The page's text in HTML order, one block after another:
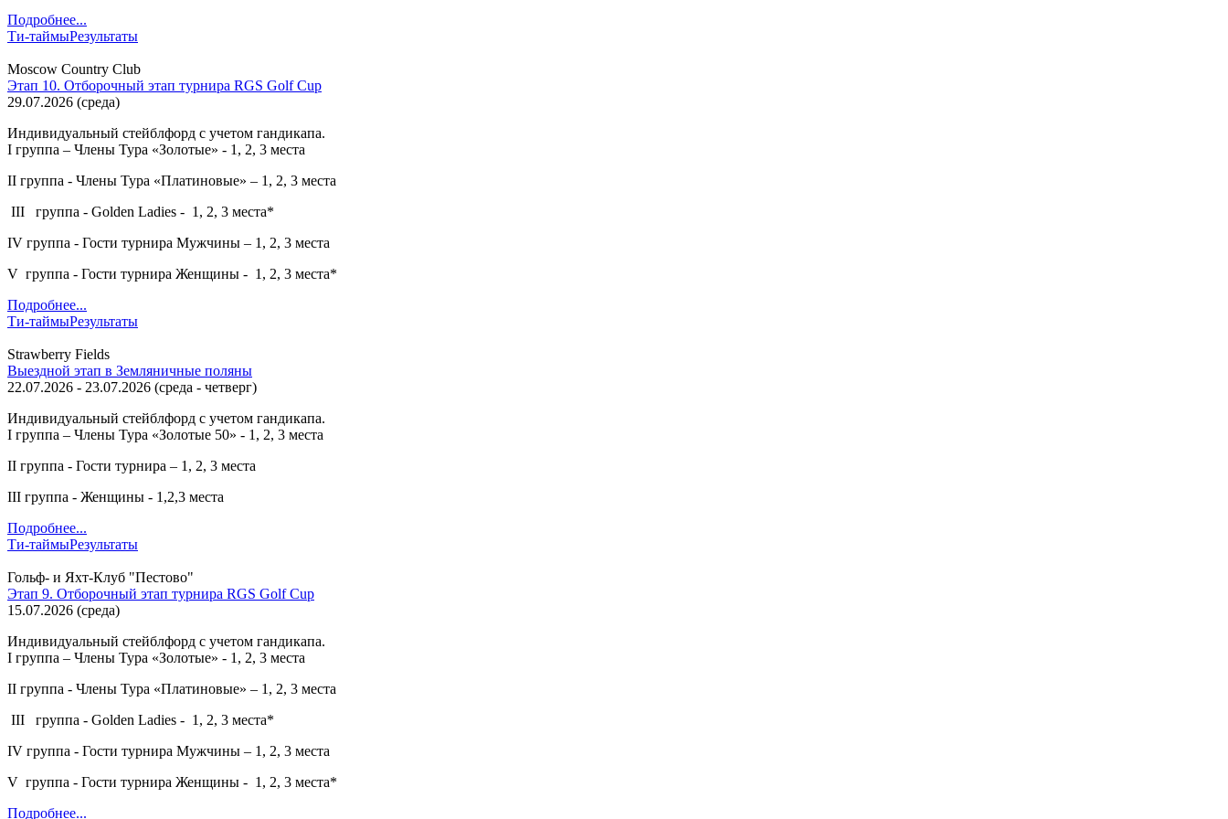
Подробнее...
Ти-таймыРезультаты
Moscow Country Club
Этап 10. Отборочный этап турнира RGS Golf Cup
29.07.2026 (среда)
Индивидуальный стейблфорд с учетом гандикапа.
I группа – Члены Тура «Золотые» - 1, 2, 3 места
II группа - Члены Тура «Платиновые» – 1, 2, 3 места
III группа - Golden Ladies - 1, 2, 3 места*
IV группа - Гости турнира Мужчины – 1, 2, 3 места
V группа - Гости турнира Женщины - 1, 2, 3 места*
Подробнее...
Ти-таймыРезультаты
Strawberry Fields
Выездной этап в Земляничные поляны
22.07.2026 - 23.07.2026 (среда - четверг)
Индивидуальный стейблфорд с учетом гандикапа.
I группа – Члены Тура «Золотые 50» - 1, 2, 3 места
II группа - Гости турнира – 1, 2, 3 места
III группа - Женщины - 1,2,3 места
Подробнее...
Ти-таймыРезультаты
Гольф- и Яхт-Клуб "Пестово"
Этап 9. Отборочный этап турнира RGS Golf Cup
15.07.2026 (среда)
Индивидуальный стейблфорд с учетом гандикапа.
I группа – Члены Тура «Золотые» - 1, 2, 3 места
II группа - Члены Тура «Платиновые» – 1, 2, 3 места
III группа - Golden Ladies - 1, 2, 3 места*
IV группа - Гости турнира Мужчины – 1, 2, 3 места
V группа - Гости турнира Женщины - 1, 2, 3 места*
Подробнее...